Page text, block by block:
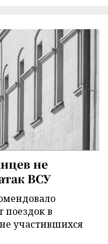
не
ВСУ
поездок в
участившихся